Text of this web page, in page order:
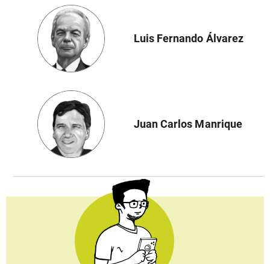
Luis Fernando Álvarez
Juan Carlos Manrique